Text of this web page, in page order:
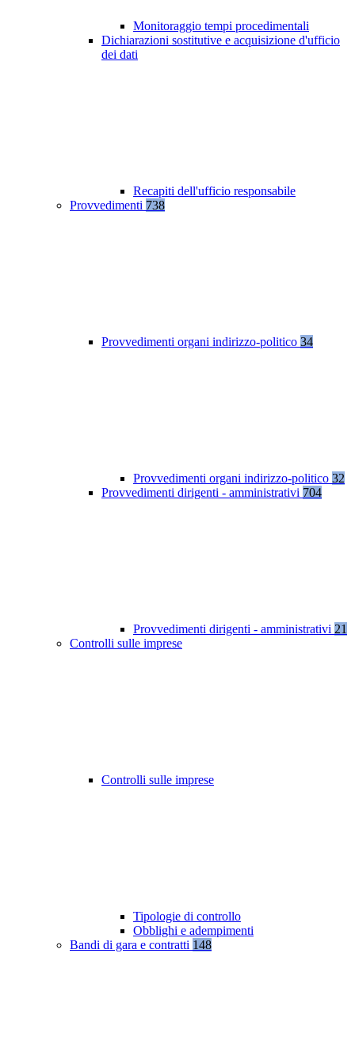
Monitoraggio tempi procedimentali
Dichiarazioni sostitutive e acquisizione d'ufficio
dei dati
Recapiti dell'ufficio responsabile
Provvedimenti 738
Provvedimenti organi indirizzo-politico 34
Provvedimenti organi indirizzo-politico 32
Provvedimenti dirigenti - amministrativi 704
Provvedimenti dirigenti - amministrativi 21
Controlli sulle imprese
Controlli sulle imprese
Tipologie di controllo
Obblighi e adempimenti
Bandi di gara e contratti 148